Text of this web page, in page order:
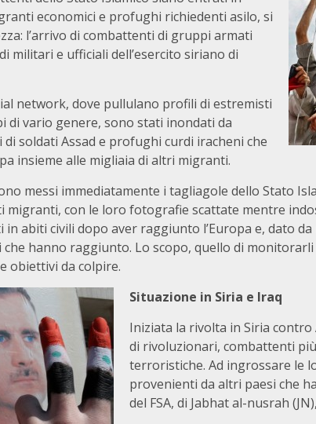
economici e profughi richiedenti asilo, si
l’arrivo di combattenti di gruppi armati
militari e ufficiali dell’esercito siriano di
network, dove pullulano profili di estremisti
di vario genere, sono stati inondati da
soldati Assad e profughi curdi iracheni che
insieme alle migliaia di altri migranti.
messi immediatamente i tagliagole dello Stato
migranti, con le loro fotografie scattate mentre
in abiti civili dopo aver raggiunto l’Europa e, dato
che hanno raggiunto. Lo scopo, quello di
obiettivi da colpire.
Situazione in Siria e Iraq
Iniziata la rivolta in Siria
di rivoluzionari, combattenti
terroristiche. Ad ingrossare le
provenienti da altri paesi che
del FSA, di Jabhat al-nusrah